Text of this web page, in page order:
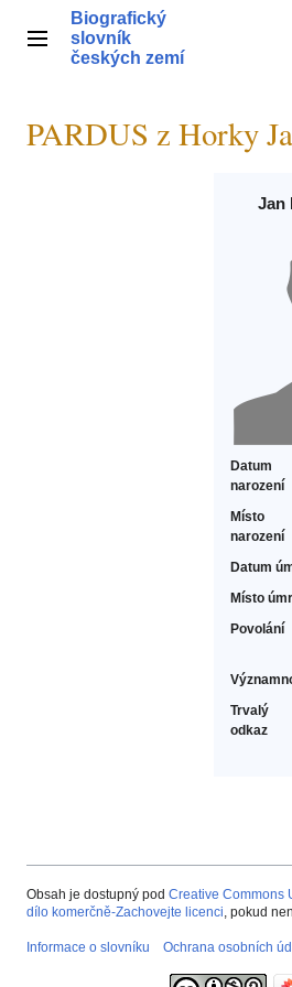
obsahHlavní menu
Biografický
slovník
českých zemí
PARDUS z Horky
Jan
Datum
narození
Místo
narození
Datum
Místo
Povolání
Trvalý
odkaz
Obsah je dostupný pod Creative Commons
dílo komerčně-Zachovejte licenci, pokud
Informace o slovníku Ochrana osobních